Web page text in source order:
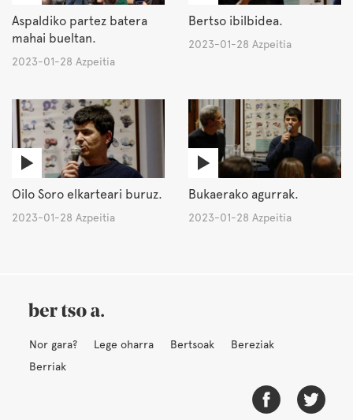
Aspaldiko partez batera
mahai bueltan.
2023-01-28 Azpeitia
Bertso ibilbidea.
2023-01-28 Azpeitia
Oilo Soro elkarteari buruz.
2023-01-28 Azpeitia
Bukaerako agurrak.
2023-01-28 Azpeitia
Nor gara? Lege oharra Bertsoak
Bereziak
Berriak